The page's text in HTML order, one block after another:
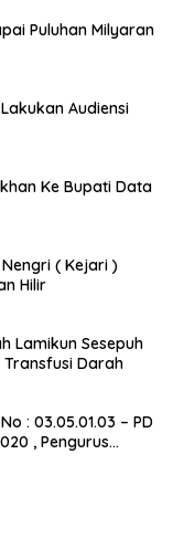
Puluhan Milyaran
Audiensi
Ke Bupati Data
Kejari )
Hilir
Lamikun Sesepuh
Transfusi Darah
, Pengurus